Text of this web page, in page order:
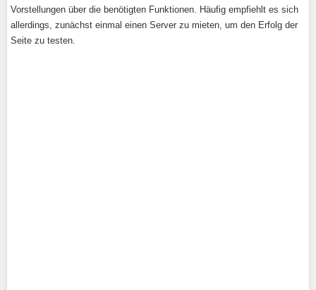
Vorstellungen über die benötigten Funktionen. Häufig empfiehlt es sich
allerdings, zunächst einmal einen Server zu mieten, um den Erfolg der
Seite zu testen.